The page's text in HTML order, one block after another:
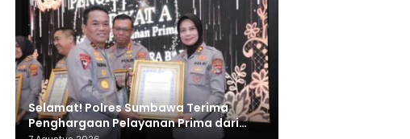
Selamat! Polres Sumbawa Terima
Penghargaan Pelayanan Prima dari